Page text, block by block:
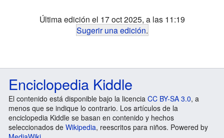
Última edición el 17 oct 2025, a las 11:19
Sugerir una edición.
Enciclopedia Kiddle
El contenido está disponible bajo la licencia CC BY-SA 3.0, a
menos que se indique lo contrario. Los artículos de la
enciclopedia Kiddle se basan en contenido y hechos
seleccionados de Wikipedia, reescritos para niños. Powered by